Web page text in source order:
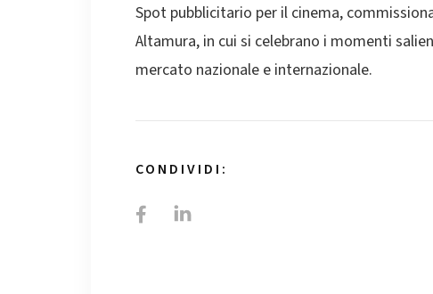
Spot pubblicitario per il cinema,
Altamura, in cui si celebrano i momenti
mercato nazionale e internazionale.
CONDIVIDI: